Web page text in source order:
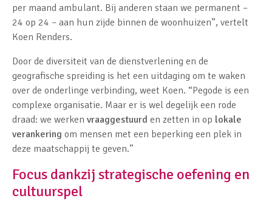
per maand ambulant. Bij anderen staan we permanent –
24 op 24 – aan hun zijde binnen de woonhuizen”, vertelt
Koen Renders.
Door de diversiteit van de dienstverlening en de
geografische spreiding is het een uitdaging om te waken
over de onderlinge verbinding, weet Koen. “Pegode is een
complexe organisatie. Maar er is wel degelijk een rode
draad: we werken vraaggestuurd en zetten in op lokale
verankering om mensen met een beperking een plek in
deze maatschappij te geven.”
Focus dankzij strategische oefening en
cultuurspel